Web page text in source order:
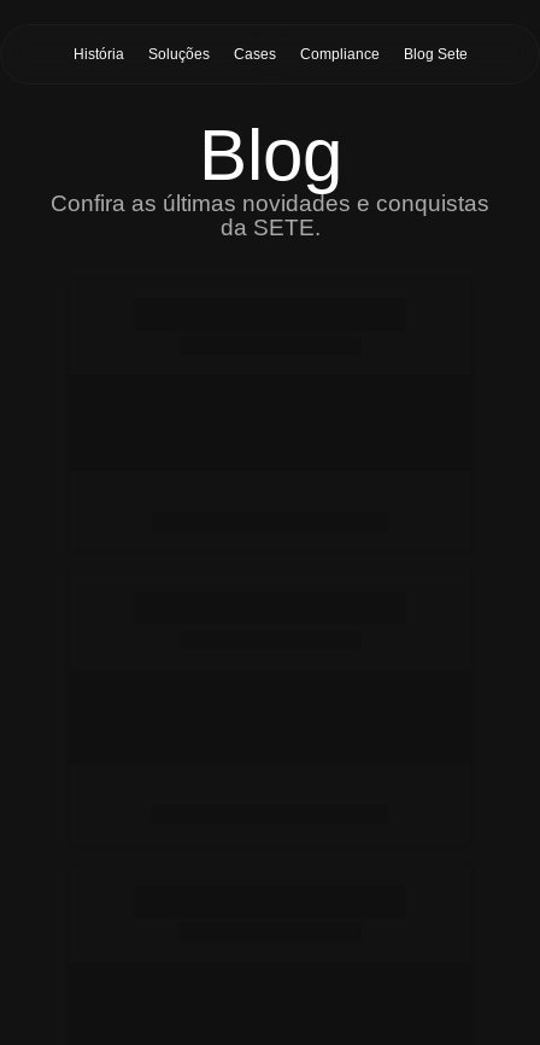
História Soluções Cases Compliance Blog Sete
Blog
Confira as últimas novidades e conquistas
da SETE.